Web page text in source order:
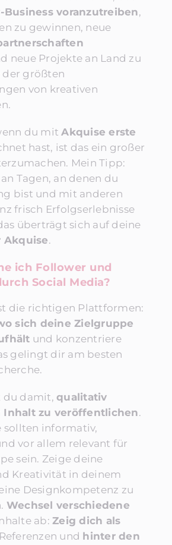
Business voranzutreiben,
zu gewinnen, neue
neue Projekte an Land zu
der größten
von kreativen
du mitAkquise erste
hast, ist das ein großer
Mein Tipp:
Tagen, an denen du
bist und mit anderen
frisch Erfolgserlebnisse
überträgt sich auf deine
Akquise.
ich Follower und
Social Media?
die richtigen Plattformen:
sich deine Zielgruppe
und konzentriere
gelingt dir am besten
du damit,qualitativ
Inhalt zu veröffentlichen.
sollten informativ,
vor allem relevant für
sein. Zeige deine
Kreativität in deinem
Designkompetenz zu
Wechsel verschiedene
ab:Zeig dich als
und hinter den